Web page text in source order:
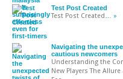
Test Post Created
Test Post Created … »
Navigating the
cautious newcomers
Understanding the
New Players The